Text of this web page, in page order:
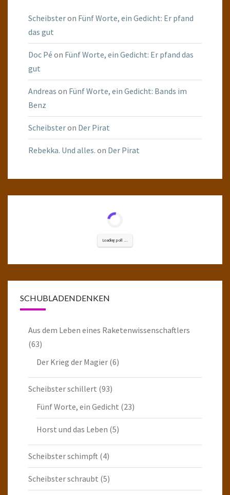
Scheibsteron Fünf Worte, ein Gedicht: Er pfand
das gut
Doc Pé on Fünf Worte, ein Gedicht: Er pfand das
gut
Andreas on Fünf Worte, ein Gedicht: Bands im
Benz
Scheibsteron Der Pirat
Rebekka. Und alles. on Der Pirat
Loading poll ...
SCHUBLADENDENKEN
Aus dem Leben eines Raketenwissenschaftlers
(63)
Der Krieg der Magier (6)
Scheibster schillert (93)
Fünf Worte, ein Gedicht (23)
Horst und das Leben (5)
Scheibster schimpft (4)
Scheibster schraubt (5)